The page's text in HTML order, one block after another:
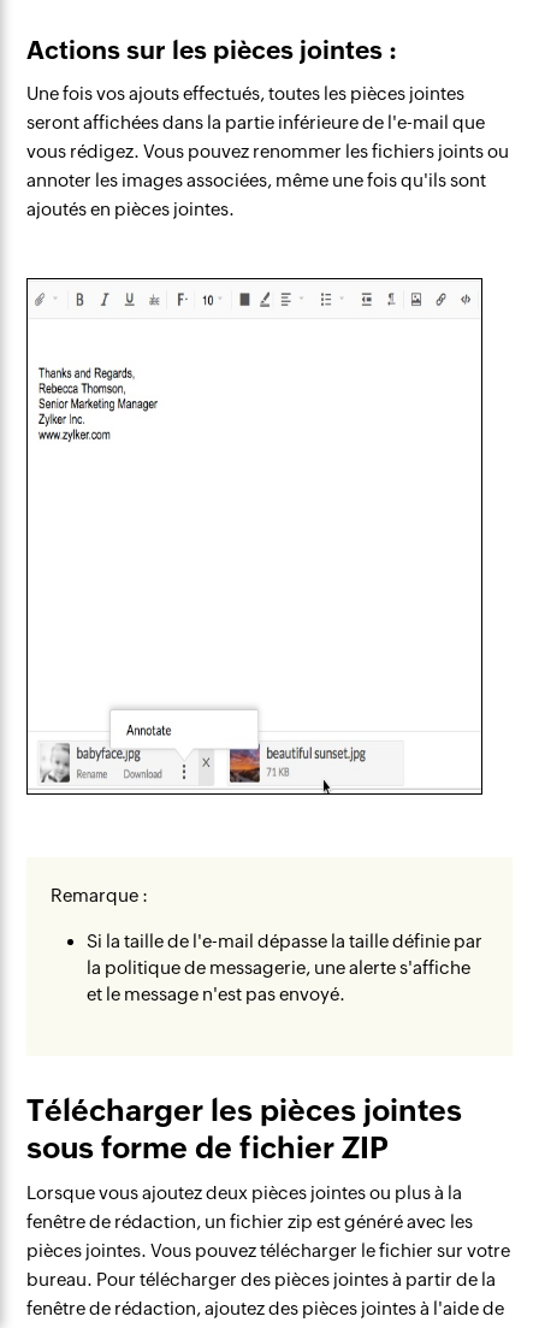
Actions sur les pièces jointes :
Une fois vos ajouts effectués, toutes les pièces jointes
seront affichées dans la partie inférieure de l'e-mail que
vous rédigez. Vous pouvez renommer les fichiers joints ou
annoter les images associées, même une fois qu'ils sont
ajoutés en pièces jointes.
Remarque :
Si la taille de l'e-mail dépasse la taille définie par
la politique de messagerie, une alerte s'affiche
et le message n'est pas envoyé.
Télécharger les pièces jointes
sous forme de fichier ZIP
Lorsque vous ajoutez deux pièces jointes ou plus à la
fenêtre de rédaction, un fichier zip est généré avec les
pièces jointes. Vous pouvez télécharger le fichier sur votre
bureau. Pour télécharger des pièces jointes à partir de la
fenêtre de rédaction, ajoutez des pièces jointes à l'aide de